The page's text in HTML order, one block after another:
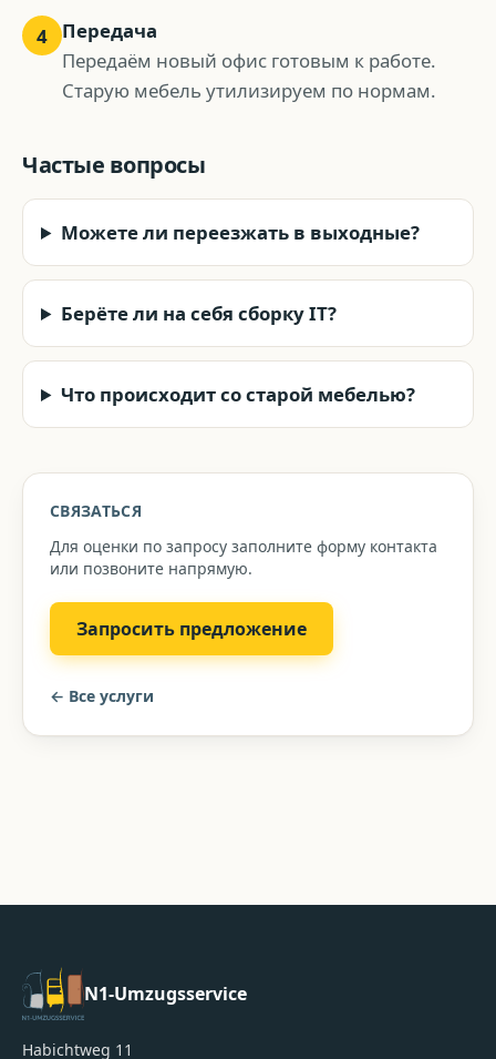
4
Передача
Передаём новый офис готовым к работе.
Старую мебель утилизируем по нормам.
Частые вопросы
Можете ли переезжать в выходные?
Берёте ли на себя сборку IT?
Что происходит со старой мебелью?
СВЯЗАТЬСЯ
Для оценки по запросу заполните форму контакта
или позвоните напрямую.
Запросить предложение
← Все услуги
N1-Umzugsservice
Habichtweg 11